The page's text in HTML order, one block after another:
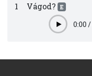
1 Vágod? E
Play0:00 /